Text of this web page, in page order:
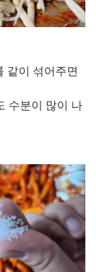
같이 섞어주면
수분이 많이 나